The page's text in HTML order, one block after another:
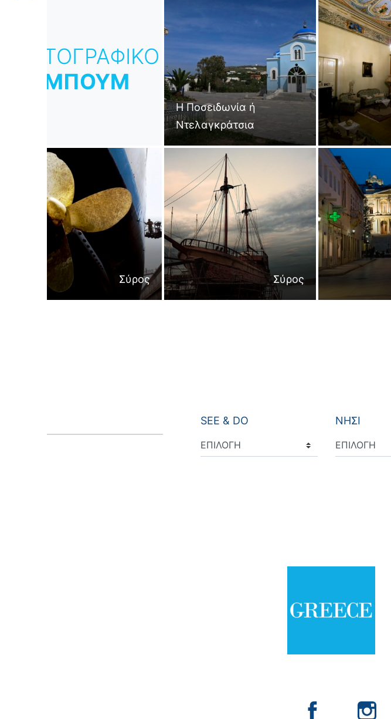
ΦΩΤΟΓΡΑΦΙΚΟ
ΑΛΜΠΟΥΜ
Η Ποσειδωνία ή
Ντελαγκράτσια
Σύρος Σύρος
SEE & DO ΝΗΣΙ